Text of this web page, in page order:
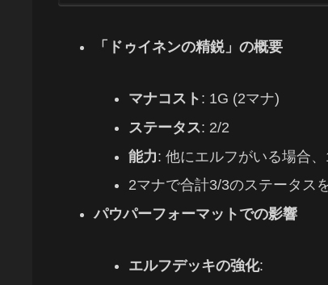
「ドゥイネンの精鋭」の概要
マナコスト : 1G (2マナ)
ステータス: 2/2
能力: 他にエルフがいる場合
2マナで合計3/3のステータス
パウパーフォーマットでの影響
エルフデッキの強化: